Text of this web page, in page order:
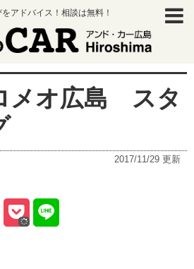
アドバイス！相談は無料！
メオ広島 スタ
2017/11/29 更新